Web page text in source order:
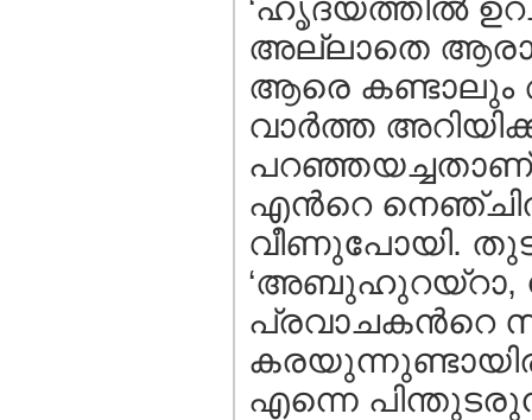
‘ഹൃദയത്തില്‍
അല്ലാതെ
ആരെ
വാര്‍ത്ത
എന്‍റെ
വീണുപോയി.
‘അബുഹുറയ്റാ,
പ്രവാചകന്‍റെ
എന്നെ